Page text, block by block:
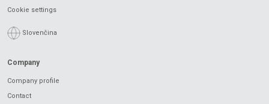
Cookie settings
Slovenčina
Company
Company profile
Contact